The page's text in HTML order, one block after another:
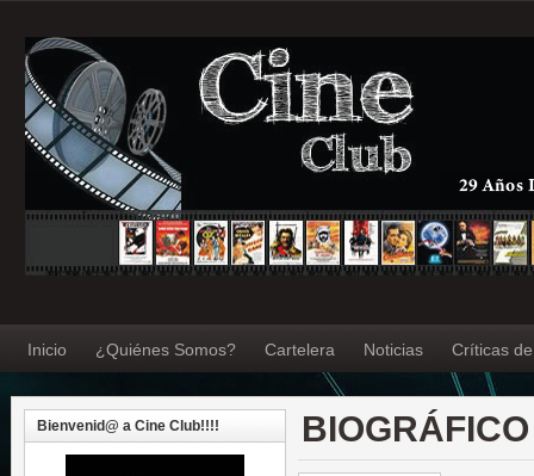
Inicio ¿Quiénes Somos? Cartelera Noticias Críticas
Bienvenid@ a Cine Club!!!!